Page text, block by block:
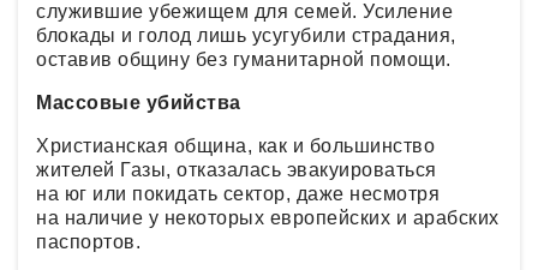
служившие убежищем для семей. Усиление
блокады и голод лишь усугубили страдания,
оставив общину без гуманитарной помощи.
Массовые убийства
Христианская община, как и большинство
жителей Газы, отказалась эвакуироваться
на юг или покидать сектор, даже несмотря
на наличие у некоторых европейских и арабских
паспортов.